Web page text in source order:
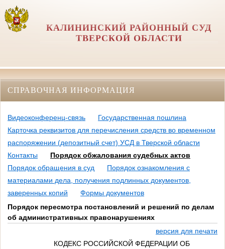
КАЛИНИНСКИЙ РАЙОННЫЙ СУД
ТВЕРСКОЙ ОБЛАСТИ
СПРАВОЧНАЯ ИНФОРМАЦИЯ
Видеоконференц-связь
Государственная пошлина
Карточка реквизитов для перечисления средств во временном
распоряжении (депозитный счет) УСД в Тверской области
Контакты
Порядок обжалования судебных актов
Порядок обращения в суд
Порядок ознакомления с
материалами дела, получения подлинных документов,
заверенных копий
Формы документов
Порядок пересмотра постановлений и решений по делам
об административных правонарушениях
версия для печати
КОДЕКС РОССИЙСКОЙ ФЕДЕРАЦИИ ОБ